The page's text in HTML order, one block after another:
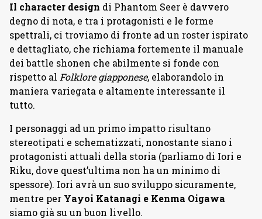
Il character design di Phantom Seer è davvero
degno di nota, e tra i protagonisti e le forme
spettrali, ci troviamo di fronte ad un roster ispirato
e dettagliato, che richiama fortemente il manuale
dei battle shonen che abilmente si fonde con
rispetto al Folklore giapponese, elaborandolo in
maniera variegata e altamente interessante il
tutto.
I personaggi ad un primo impatto risultano
stereotipati e schematizzati, nonostante siano i
protagonisti attuali della storia (parliamo di Iori e
Riku, dove quest’ultima non ha un minimo di
spessore). Iori avrà un suo sviluppo sicuramente,
mentre per Yayoi Katanagi e Kenma Oigawa
siamo già su un buon livello.